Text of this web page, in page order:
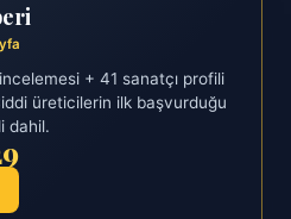
+ 41 sanatçı profili
üreticilerin ilk başvurduğu
dahil.